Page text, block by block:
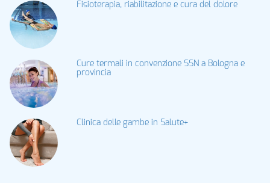
Fisioterapia, riabilitazione e cura del dolore
Cure termali in convenzione SSN a Bologna e
provincia
Clinica delle gambe in Salute+